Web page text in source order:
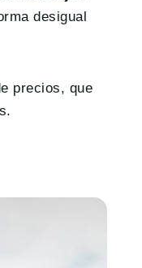
desigual
precios, que